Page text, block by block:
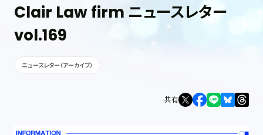
Clair Law firm ニュースレター
vol.169
ニュースレター（アーカイブ）
共有